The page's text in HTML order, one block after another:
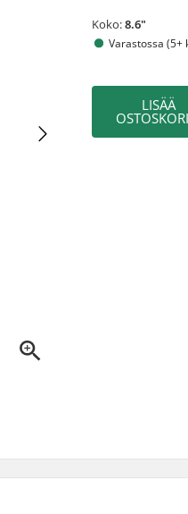
Koko:8.6"
Varastossa (5+
LISÄÄ